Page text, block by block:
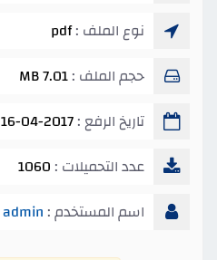
نوع الملف :pdf
حجم الملف :7.01 MB
تاريخ الرفع :16-04-2017 08:57 ص
عدد التحميلات : 1060
اسم المستخدم : admin